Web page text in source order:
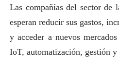
Las compañías del sector de
esperan reducir sus gastos,
y acceder a nuevos
IoT, automatización, gestión